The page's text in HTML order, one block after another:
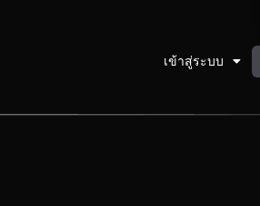
เข้าสู่ระบบ